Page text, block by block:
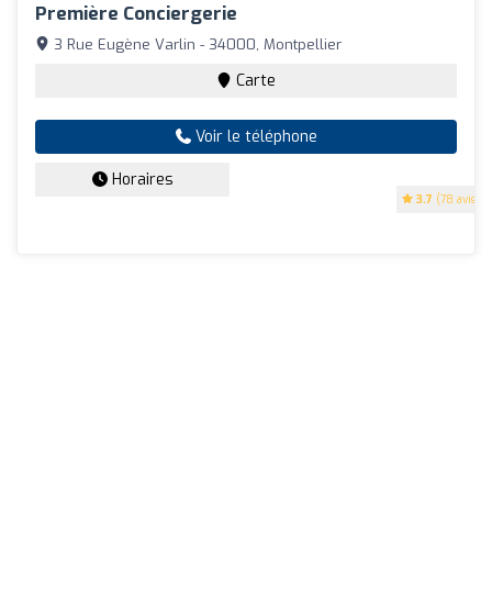
Première Conciergerie
3.7 (78 avis)
3 Rue Eugène Varlin - 34000, Montpellier
Carte
Voir le téléphone
Horaires